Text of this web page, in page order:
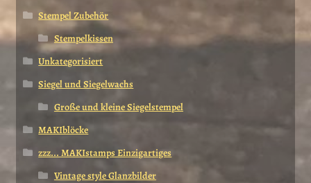
Stempel Zubehör
Stempelkissen
Unkategorisiert
Siegel und Siegelwachs
Große und kleine Siegelstempel
MAKIblöcke
zzz... MAKIstamps Einzigartiges
Vintage style Glanzbilder